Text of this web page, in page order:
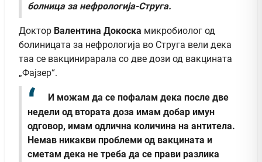
болница за нефрологија-Струга.
Доктор Валентина Докоска микробиолог од
болиницата за нефрологија во Струга вели дека
таа се вакцинирарала со две дози од вакцината
„Фајзер“.
И можам да се пофалам дека после две
недели од втората доза имам добар имун
одговор, имам одлична количина на антитела.
Немав никакви проблеми од вакцината и
сметам дека не треба да се прави разлика